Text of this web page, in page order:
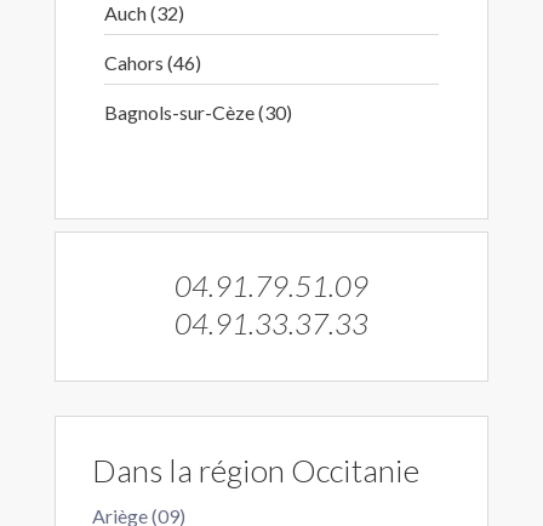
Auch (32)
Cahors (46)
Bagnols-sur-Cèze (30)
04.91.79.51.09
04.91.33.37.33
Dans la région Occitanie
Ariège (09)